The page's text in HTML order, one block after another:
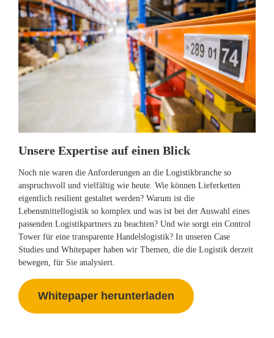
Unsere Expertise auf einen Blick
Noch nie waren die Anforderungen an die Logistikbranche so
anspruchsvoll und vielfältig wie heute. Wie können Lieferketten
eigentlich resilient gestaltet werden? Warum ist die
Lebensmittellogistik so komplex und was ist bei der Auswahl eines
passenden Logistikpartners zu beachten? Und wie sorgt ein Control
Tower für eine transparente Handelslogistik? In unseren Case
Studies und Whitepaper haben wir Themen, die die Logistik derzeit
bewegen, für Sie analysiert.
Whitepaper herunterladen